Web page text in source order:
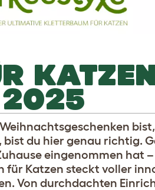
2025
du hier genau richtig.
eingenommen hat
für Katzen steckt voller
Von durchdachten